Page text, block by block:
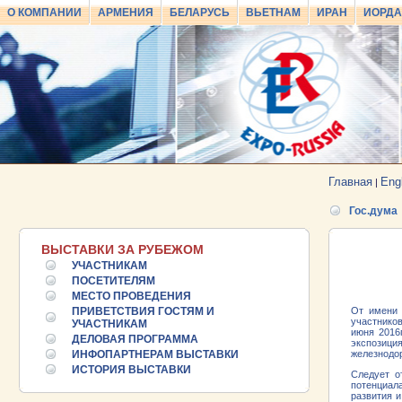
О КОМПАНИИ АРМЕНИЯ БЕЛАРУСЬ ВЬЕТНАМ ИРАН
Главная |
ВЫСТАВКИ ЗА РУБЕЖОМ
УЧАСТНИКАМ
ПОСЕТИТЕЛЯМ
МЕСТО ПРОВЕДЕНИЯ
ПРИВЕТСТВИЯ ГОСТЯМ И
УЧАСТНИКАМ
ДЕЛОВАЯ ПРОГРАММА
ИНФОПАРТНЕРАМ ВЫСТАВКИ
ИСТОРИЯ ВЫСТАВКИ
25.06.2026 ::Пост-релиз
25.06.2026 :: Деловая программа EXPO EURASIA
VIETNAM 2026
Гос.дума
От имени
июня
Следует
развития